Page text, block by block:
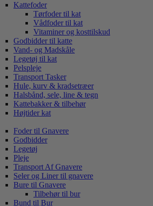
Kattefoder
Tørfoder til kat
Vådfoder til kat
Vitaminer og kosttilskud
Godbidder til katte
Vand- og Madskåle
Legetøj til kat
Pelspleje
Transport Tasker
Hule, kurv & kradsetræer
Halsbånd, sele, line & tegn
Kattebakker & tilbehør
Højtider kat
Foder til Gnavere
Godbidder
Legetøj
Pleje
Transport Af Gnavere
Seler og Liner til gnavere
Bure til Gnavere
Tilbehør til bur
Bund til Bur